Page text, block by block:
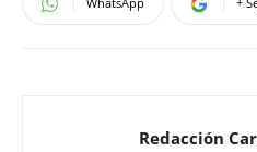
Redacción